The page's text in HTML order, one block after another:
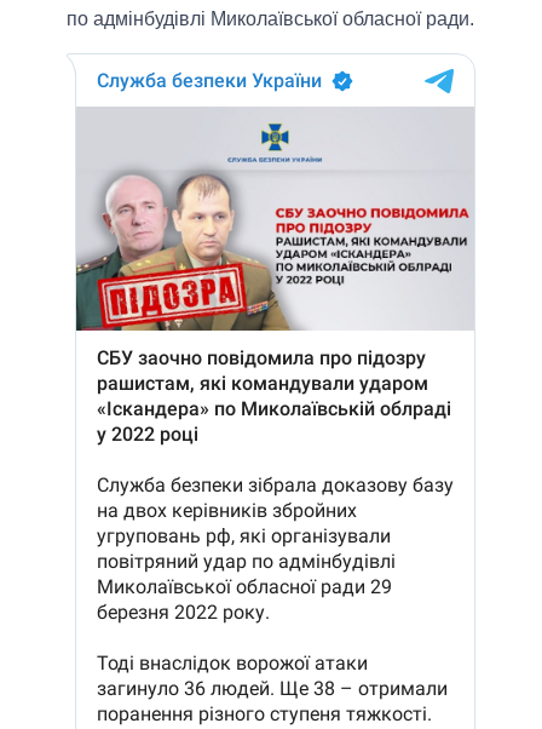
по адмінбудівлі Миколаївської обласної ради.